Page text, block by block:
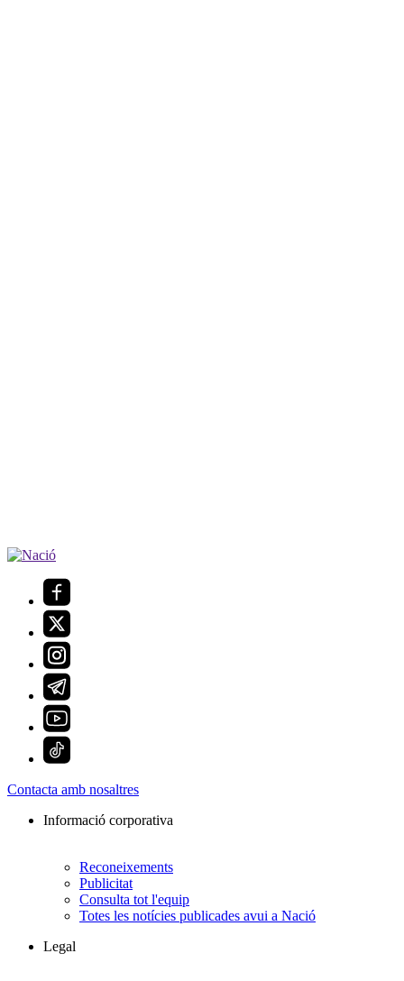
Contacta amb nosaltres
Informació corporativa
Reconeixements
Publicitat
Consulta tot l'equip
Totes les notícies publicades avui a Nació
Legal